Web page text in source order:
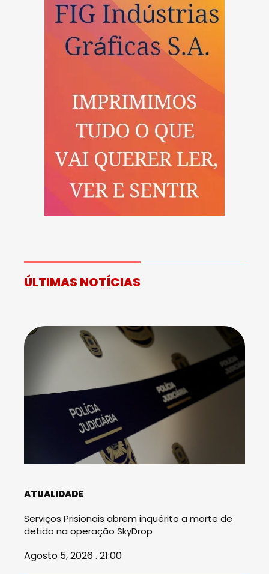
ÚLTIMAS NOTÍCIAS
ATUALIDADE
Serviços Prisionais abrem inquérito a morte de
detido na operação SkyDrop
Agosto 5, 2026 . 21:00